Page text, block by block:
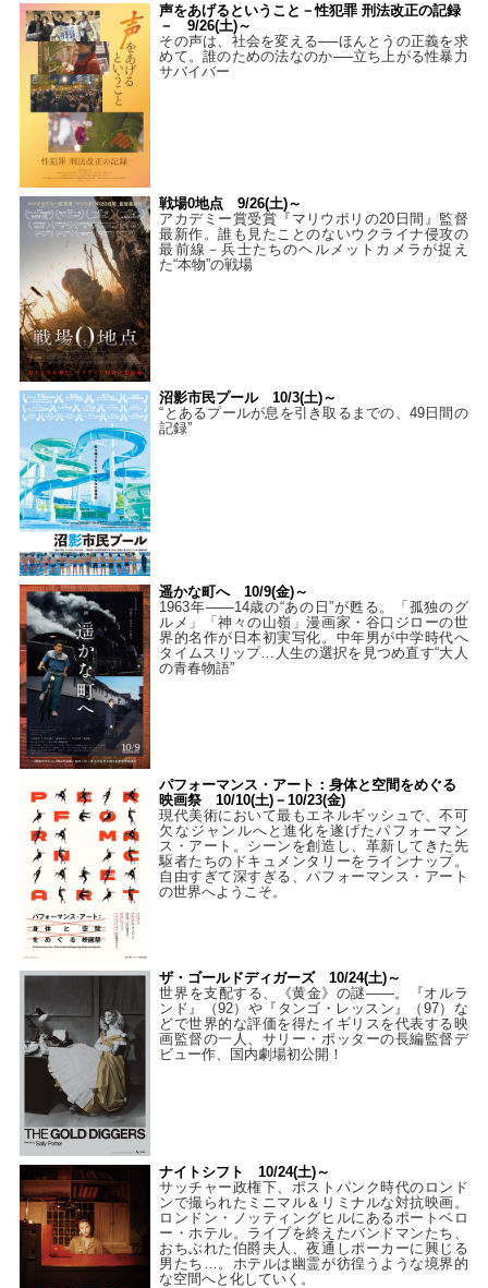
声をあげるということ－性犯罪 刑法改正の記録
－ 9/26(土)～
その声は、社会を変える──ほんとうの正義を求
めて。誰のための法なのか──立ち上がる性暴力
サバイバー
戦場0地点 9/26(土)～
アカデミー賞受賞『マリウポリの20日間』監督
最新作。誰も見たことのないウクライナ侵攻の
最前線－兵士たちのヘルメットカメラが捉え
た“本物”の戦場
沼影市民プール 10/3(土)～
“とあるプールが息を引き取るまでの、49日間の
記録”
遥かな町へ 10/9(金)～
1963年――14歳の“あの日”が甦る。「孤独のグ
ルメ」「神々の山嶺」漫画家・谷口ジローの世
界的名作が日本初実写化。中年男が中学時代へ
タイムスリップ…人生の選択を見つめ直す“大人
の青春物語”
パフォーマンス・アート：身体と空間をめぐる
映画祭 10/10(土)－10/23(金)
現代美術において最もエネルギッシュで、不可
欠なジャンルへと進化を遂げたパフォーマン
ス・アート。シーンを創造し、革新してきた先
駆者たちのドキュメンタリーをラインナップ。
自由すぎて深すぎる、パフォーマンス・アート
の世界へようこそ。
ザ・ゴールドディガーズ 10/24(土)～
世界を支配する、《黄金》の謎――。『オルラ
ンド』（92）や『タンゴ・レッスン』（97）な
どで世界的な評価を得たイギリスを代表する映
画監督の一人、サリー・ポッターの長編監督デ
ビュー作、国内劇場初公開！
ナイトシフト 10/24(土)～
サッチャー政権下、ポストパンク時代のロンド
ンで撮られたミニマル＆リミナルな対抗映画。
ロンドン・ノッティングヒルにあるポートベロ
ー・ホテル。ライブを終えたバンドマンたち、
おちぶれた伯爵夫人、夜通しポーカーに興じる
男たち…。ホテルは幽霊が彷徨うような境界的
な空間へと化していく。